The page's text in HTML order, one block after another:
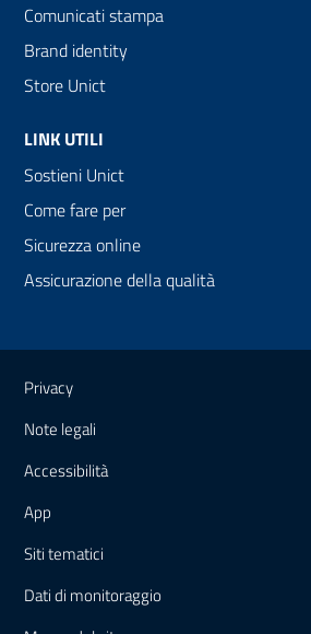
Comunicati stampa
Brand identity
Store Unict
LINK UTILI
Sostieni Unict
Come fare per
Sicurezza online
Assicurazione della qualità
Link e informazioni utili
Privacy
Note legali
Accessibilità
App
Siti tematici
Dati di monitoraggio